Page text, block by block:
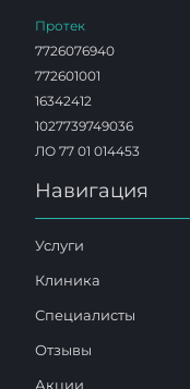
Протек
7726076940
772601001
16342412
1027739749036
ЛО 77 01 014453
Навигация
Услуги
Клиника
Специалисты
Отзывы
Акции